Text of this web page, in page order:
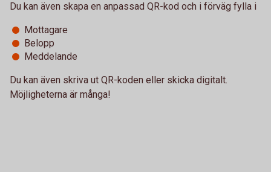
Du kan även skapa en anpassad QR-kod och i förväg fylla i
Mottagare
Belopp
Meddelande
Du kan även skriva ut QR-koden eller skicka digitalt.
Möjligheterna är många!